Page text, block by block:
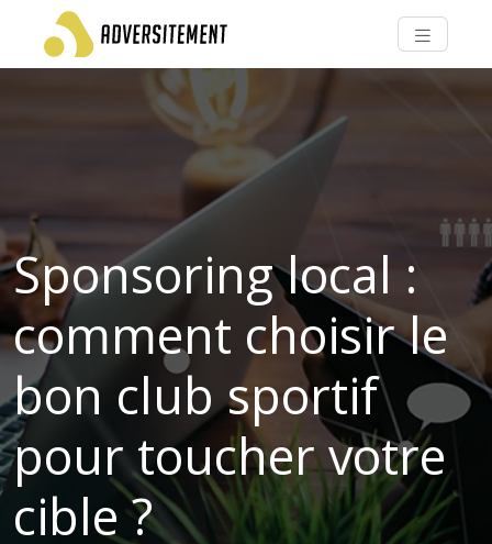
Sponsoring local :
comment choisir le
bon club sportif
pour toucher votre
cible ?